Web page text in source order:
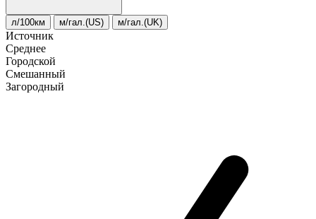
л/100км м/гал.(US) м/гал.(UK)
Источник
Среднее
Городской
Смешанный
Загородный